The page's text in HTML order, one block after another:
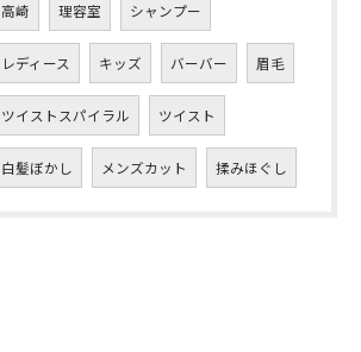
高崎 理容室 シャンプー
レディース キッズ バーバー 眉毛
ツイストスパイラル ツイスト
白髪ぼかし メンズカット 揉みほぐし